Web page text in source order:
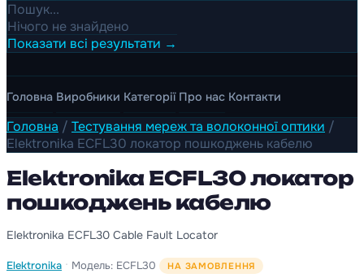
Пошук...
Нічого не знайдено
Показати всі результати →
Головна Виробники Категорії Про нас Контакти
Головна / Тестування мереж та волоконної оптики /
Elektronika ECFL30 локатор пошкоджень кабелю
Elektronika ECFL30 локатор
пошкоджень кабелю
Elektronika ECFL30 Cable Fault Locator
Elektronika · Модель: ECFL30 НА ЗАМОВЛЕННЯ